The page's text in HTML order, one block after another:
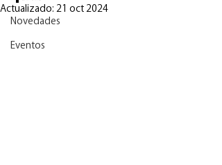
Novedades
Eventos
Actualizado: 21 oct 2024